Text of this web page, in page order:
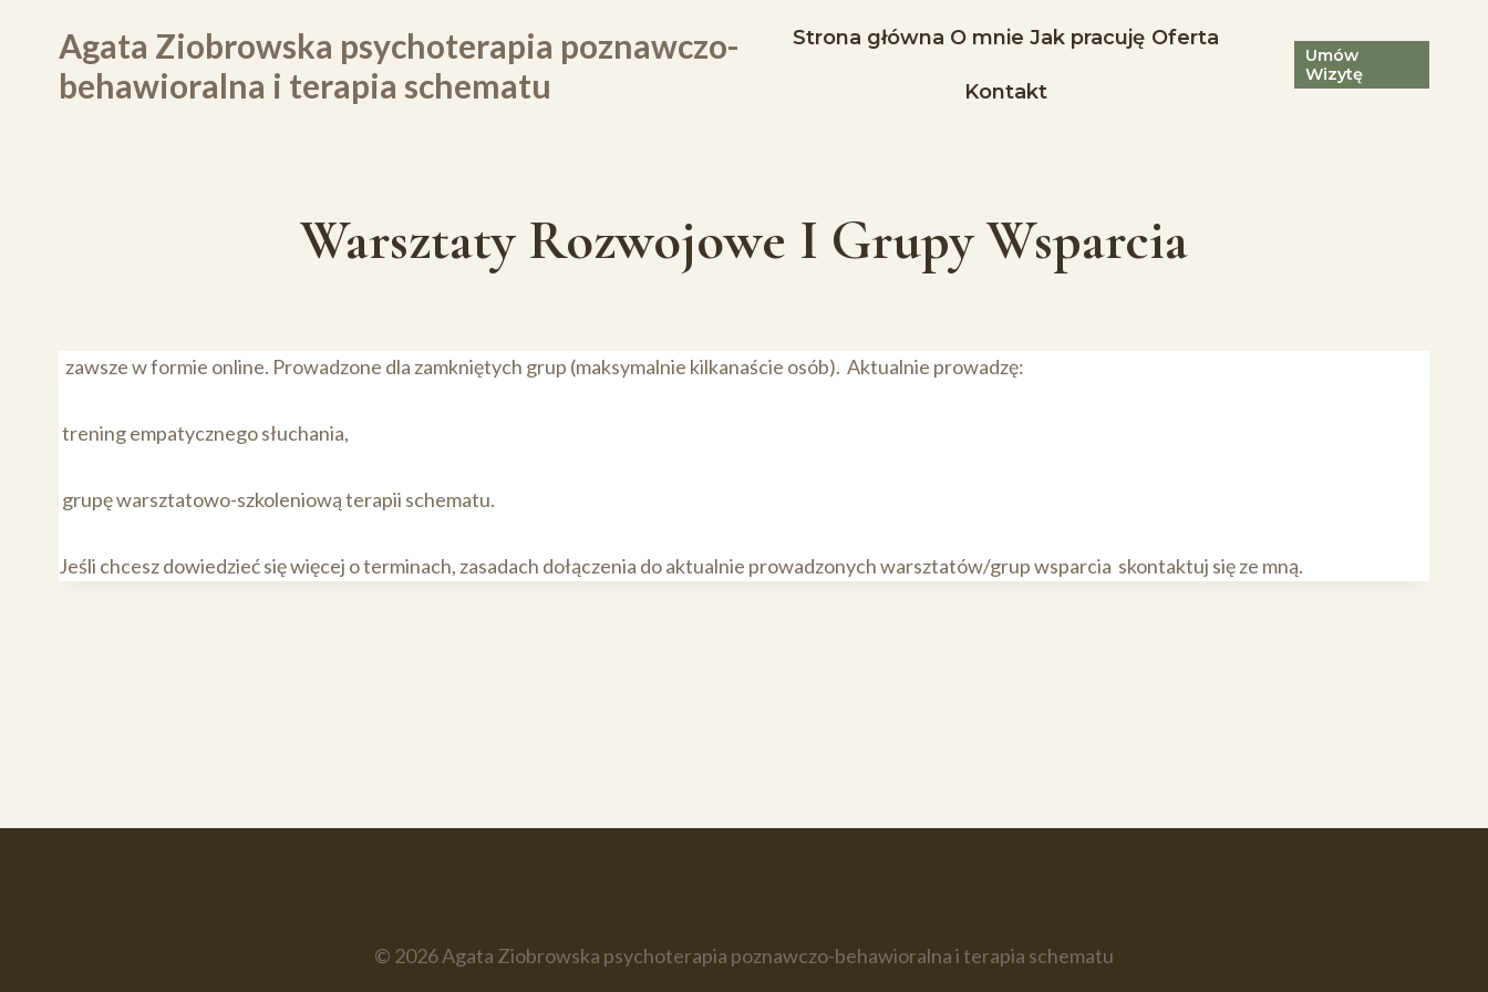
Agata Ziobrowska psychoterapia poznawczo-
behawioralna i terapia schematu
Strona główna O mnie Jak pracuję Oferta
Kontakt
Umów
Wizytę
Warsztaty Rozwojowe I Grupy Wsparcia
zawsze w formie online. Prowadzone dla zamkniętych grup (maksymalnie kilkanaście osób). Aktualnie prowadzę:
trening empatycznego słuchania,
grupę warsztatowo-szkoleniową terapii schematu.
Jeśli chcesz dowiedzieć się więcej o terminach, zasadach dołączenia do aktualnie prowadzonych warsztatów/grup wsparcia skontaktuj się ze mną.
© 2026 Agata Ziobrowska psychoterapia poznawczo-behawioralna i terapia schematu